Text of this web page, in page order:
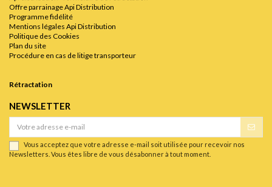
Offre parrainage Api Distribution
Programme fidélité
Mentions légales Api Distribution
Politique des Cookies
Plan du site
Procédure en cas de litige transporteur
Rétractation
NEWSLETTER
Vous acceptez que votre adresse e-mail soit utilisée pour recevoir nos
Newsletters. Vous êtes libre de vous désabonner à tout moment.